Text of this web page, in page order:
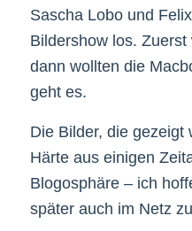
Sascha Lobo und
Bildershow los.
dann wollten die
geht es.
Die Bilder, die gezeigt
Härte aus einigen
Blogosphäre – ich
später auch im Netz